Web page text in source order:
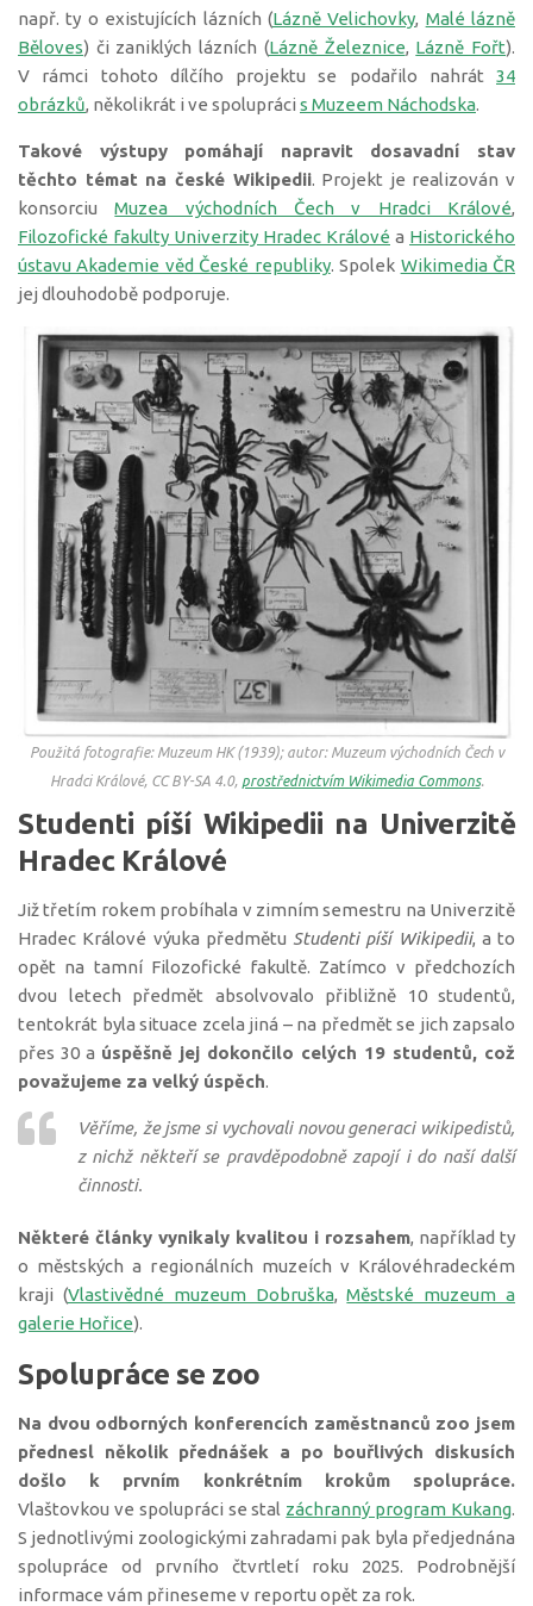
např. ty o existujících lázních (Lázně Velichovky, Malé lázně
Běloves) či zaniklých lázních (Lázně Železnice, Lázně Fořt).
V rámci tohoto dílčího projektu se podařilo nahrát 34
obrázků, několikrát i ve spolupráci s Muzeem Náchodska.
Takové výstupy pomáhají napravit dosavadní stav
těchto témat na české Wikipedii. Projekt je realizován v
konsorciuMuzea východních Čech v Hradci Králové,
Filozofické fakulty Univerzity Hradec Králové a Historického
ústavu Akademie věd České republiky. Spolek Wikimedia ČR
jej dlouhodobě podporuje.
Použitá fotografie: Muzeum HK (1939); autor: Muzeum východních Čech v
Hradci Králové, CC BY-SA 4.0, prostřednictvím Wikimedia Commons.
Studenti píší Wikipedii na Univerzitě
Hradec Králové
Již třetím rokem probíhala v zimním semestru na Univerzitě
Hradec Králové výuka předmětu Studenti píší Wikipedii, a to
opět na tamní Filozofické fakultě. Zatímco v předchozích
dvou letech předmět absolvovalo přibližně 10 studentů,
tentokrát byla situace zcela jiná – na předmět se jich zapsalo
přes 30 a úspěšně jej dokončilo celých 19 studentů, což
považujeme za velký úspěch.
Věříme, že jsme si vychovali novou generaci wikipedistů,
z nichž někteří se pravděpodobně zapojí i do naší další
činnosti.
Některé články vynikaly kvalitou i rozsahem, například ty
o městských a regionálních muzeích v Královéhradeckém
kraji (Vlastivědné muzeum Dobruška,Městské muzeum a
galerie Hořice).
Spolupráce se zoo
Na dvou odborných konferencích zaměstnanců zoo jsem
přednesl několik přednášek a po bouřlivých diskusích
došlo k prvním konkrétním krokům spolupráce.
Vlaštovkou ve spolupráci se stal záchranný program Kukang.
S jednotlivými zoologickými zahradami pak byla předjednána
spolupráce od prvního čtvrtletí roku 2025. Podrobnější
informace vám přineseme v reportu opět za rok.